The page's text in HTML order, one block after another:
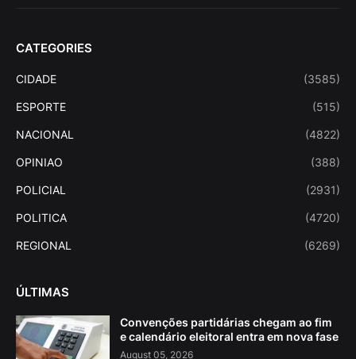
CATEGORIES
CIDADE (3585)
ESPORTE (515)
NACIONAL (4822)
OPINIAO (388)
POLICIAL (2931)
POLITICA (4720)
REGIONAL (6269)
ÚLTIMAS
Convenções partidárias chegam ao fim
e calendário eleitoral entra em nova fase
August 05, 2026